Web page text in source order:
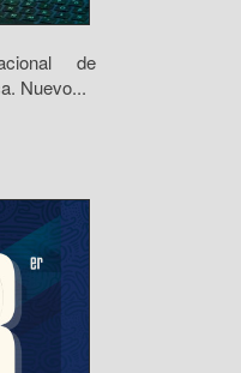
de
Nuevo...